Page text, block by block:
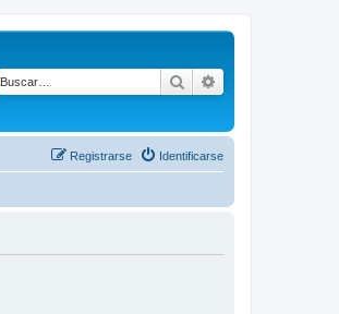
Buscar
Identificarse
Registrarse